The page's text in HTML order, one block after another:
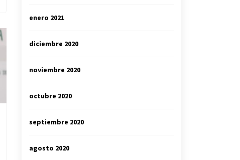
enero 2021
diciembre 2020
noviembre 2020
octubre 2020
septiembre 2020
agosto 2020